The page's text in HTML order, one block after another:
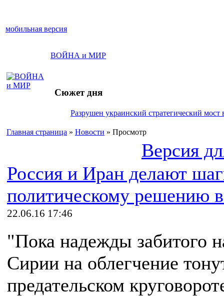
мобильная версия
ВОЙНА и МИР
Сюжет дня
Разрушен украинский стратегический мост
Главная страница » Новости » Просмотр
Версия
Россия и Иран делают
политическому решению
22.06.16 17:46
"Пока надежды забитого
Сирии на облегчение
предательском